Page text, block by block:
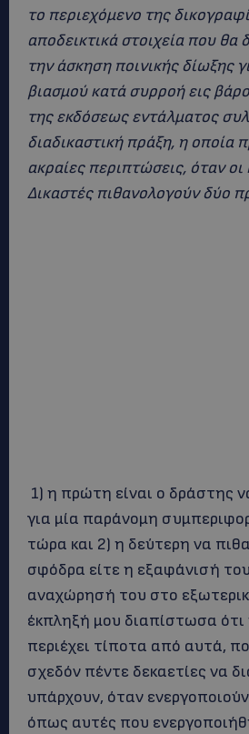
το περιεχόμενο της
αποδεικτικά στοιχεία που θα
την άσκηση ποινικής δίωξης
βιασμού κατά συρροή εις
της εκδόσεως εντάλματος
διαδικαστική πράξη, η οποία
ακραίες περιπτώσεις, όταν οι
Δικαστές πιθανολογούν δύο
1) η πρώτη είναι ο δράστης
για μία παράνομη
τώρα και 2) η δεύτερη να
σφόδρα είτε η εξαφάνισή
αναχώρησή του στο
έκπληξή μου διαπίστωσα ότι
περιέχει τίποτα από αυτά,
σχεδόν πέντε δεκαετίες να
υπάρχουν, όταν
όπως αυτές που